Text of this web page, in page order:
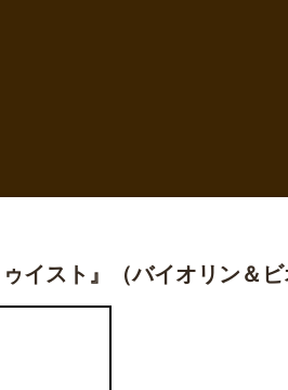
イスト』（バイオリン＆ビ